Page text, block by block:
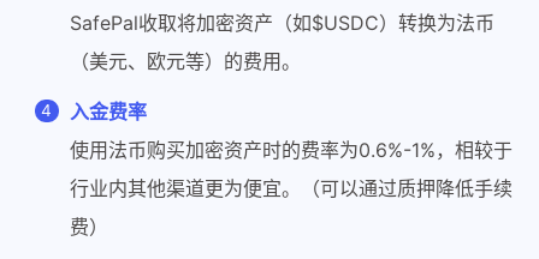
SafePal收取将加密资产（如$USDC）转换为法币
（美元、欧元等）的费用。
入金费率
使用法币购买加密资产时的费率为0.6%-1%，相较于
行业内其他渠道更为便宜。（可以通过质押降低手续
费）